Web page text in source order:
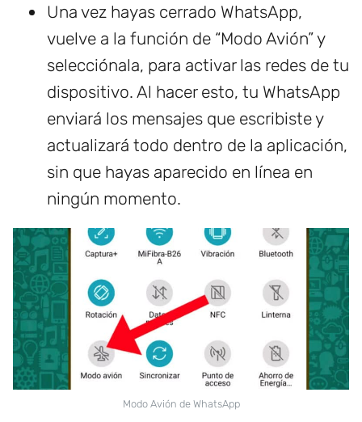
Una vez hayas cerrado WhatsApp,
vuelve a la función de “Modo Avión” y
selecciónala, para activar las redes de tu
dispositivo. Al hacer esto, tu WhatsApp
enviará los mensajes que escribiste y
actualizará todo dentro de la aplicación,
sin que hayas aparecido en línea en
ningún momento.
Modo Avión de WhatsApp